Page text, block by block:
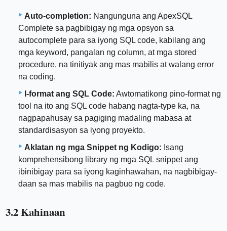
Auto-completion: Nangunguna ang ApexSQL
Complete sa pagbibigay ng mga opsyon sa
autocomplete para sa iyong SQL code, kabilang ang
mga keyword, pangalan ng column, at mga stored
procedure, na tinitiyak ang mas mabilis at walang error
na coding.
I-format ang SQL Code: Awtomatikong pino-format ng
tool na ito ang SQL code habang nagta-type ka, na
nagpapahusay sa pagiging madaling mabasa at
standardisasyon sa iyong proyekto.
Aklatan ng mga Snippet ng Kodigo: Isang
komprehensibong library ng mga SQL snippet ang
ibinibigay para sa iyong kaginhawahan, na nagbibigay-
daan sa mas mabilis na pagbuo ng code.
3.2 Kahinaan